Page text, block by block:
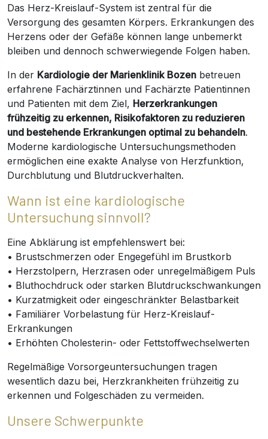
Das Herz-Kreislauf-System ist zentral für die
Versorgung des gesamten Körpers. Erkrankungen des
Herzens oder der Gefäße können lange unbemerkt
bleiben und dennoch schwerwiegende Folgen haben.
In der Kardiologie der Marienklinik Bozen betreuen
erfahrene Fachärztinnen und Fachärzte Patientinnen
und Patienten mit dem Ziel, Herzerkrankungen
frühzeitig zu erkennen, Risikofaktoren zu reduzieren
und bestehende Erkrankungen optimal zu behandeln.
Moderne kardiologische Untersuchungsmethoden
ermöglichen eine exakte Analyse von Herzfunktion,
Durchblutung und Blutdruckverhalten.
Wann ist eine kardiologische
Untersuchung sinnvoll?
Eine Abklärung ist empfehlenswert bei:
• Brustschmerzen oder Engegefühl im Brustkorb
• Herzstolpern, Herzrasen oder unregelmäßigem Puls
• Bluthochdruck oder starken Blutdruckschwankungen
• Kurzatmigkeit oder eingeschränkter Belastbarkeit
• Familiärer Vorbelastung für Herz-Kreislauf-
Erkrankungen
• Erhöhten Cholesterin- oder Fettstoffwechselwerten
Regelmäßige Vorsorgeuntersuchungen tragen
wesentlich dazu bei, Herzkrankheiten frühzeitig zu
erkennen und Folgeschäden zu vermeiden.
Unsere Schwerpunkte